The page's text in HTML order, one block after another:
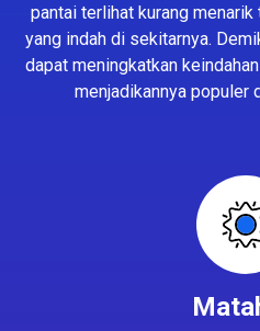
pantai terlihat kurang
yang indah di sekitarnya.
dapat meningkatkan
menjadikannya populer